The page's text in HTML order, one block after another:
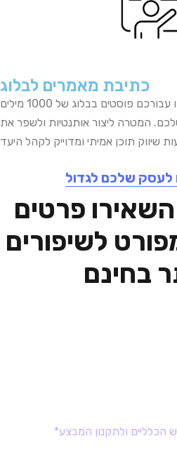
כתיבת מאמרים לבלוג
כותבי התוכן שלנו יכתבו עבורכם פוסטים בבלוג של 1000 מילים
המטרה ליצור אותנטיות ולשפר את
השאירו פרטים
לשיפורים